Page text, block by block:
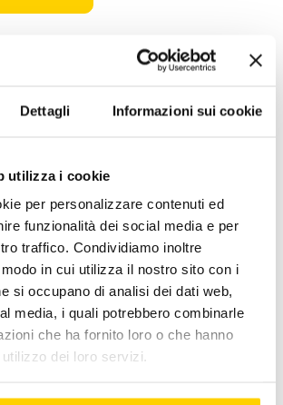
Dettagli Informazioni sui cookie
utilizza i cookie
per personalizzare contenuti ed
funzionalità dei social media e per
traffico. Condividiamo inoltre
in cui utilizza il nostro sito con i
si occupano di analisi dei dati web,
media, i quali potrebbero combinarle
che ha fornito loro o che hanno
dei loro servizi.
about Apen Group’s
US
Categories: news -en apengroup
monzaopen26 Sport
, villarealetennis